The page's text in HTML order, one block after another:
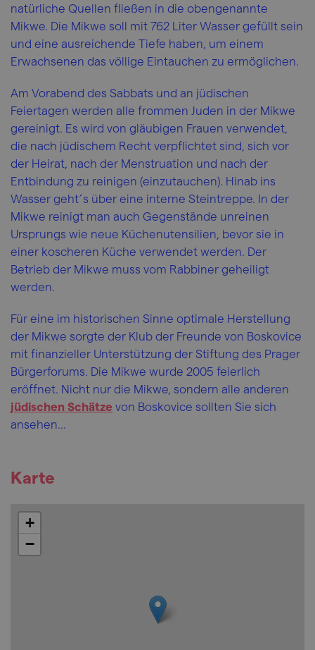
natürliche Quellen fließen in die obengenannte
Mikwe. Die Mikwe soll mit 762 Liter Wasser gefüllt sein
und eine ausreichende Tiefe haben, um einem
Erwachsenen das völlige Eintauchen zu ermöglichen.
Am Vorabend des Sabbats und an jüdischen
Feiertagen werden alle frommen Juden in der Mikwe
gereinigt. Es wird von gläubigen Frauen verwendet,
die nach jüdischem Recht verpflichtet sind, sich vor
der Heirat, nach der Menstruation und nach der
Entbindung zu reinigen (einzutauchen). Hinab ins
Wasser geht´s über eine interne Steintreppe. In der
Mikwe reinigt man auch Gegenstände unreinen
Ursprungs wie neue Küchenutensilien, bevor sie in
einer koscheren Küche verwendet werden. Der
Betrieb der Mikwe muss vom Rabbiner geheiligt
werden.
Für eine im historischen Sinne optimale Herstellung
der Mikwe sorgte der Klub der Freunde von Boskovice
mit finanzieller Unterstützung der Stiftung des Prager
Bürgerforums. Die Mikwe wurde 2005 feierlich
eröffnet. Nicht nur die Mikwe, sondern alle anderen
jüdischen Schätze von Boskovice sollten Sie sich
ansehen...
Karte
+
−